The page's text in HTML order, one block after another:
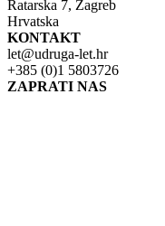
Ratarska 7, Zagreb
Hrvatska
KONTAKT
let@udruga-let.hr
+385 (0)1 5803726
ZAPRATI NAS